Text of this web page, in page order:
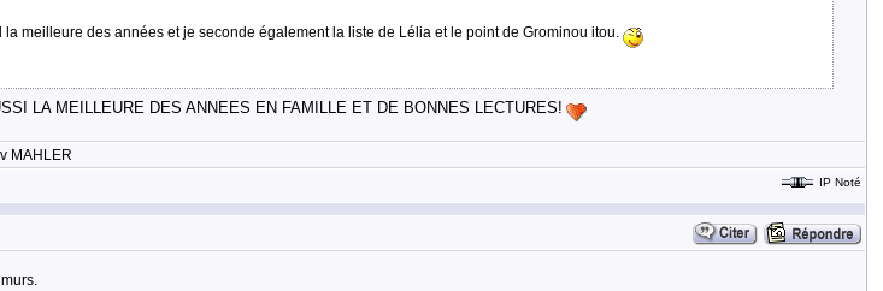
meilleure des années et je seconde également la liste de Lélia et le point de Grominou itou.
LA MEILLEURE DES ANNEES EN FAMILLE ET DE BONNES LECTURES!
MAHLER
IP Noté